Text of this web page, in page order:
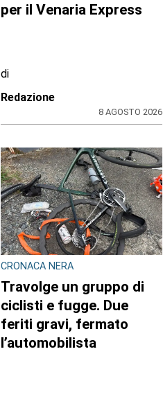
per il Venaria Express
di
Redazione
8 AGOSTO 2026
CRONACA NERA
Travolge un gruppo di
ciclisti e fugge. Due
feriti gravi, fermato
l’automobilista